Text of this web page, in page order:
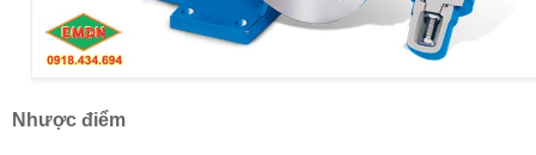
Nhược điểm